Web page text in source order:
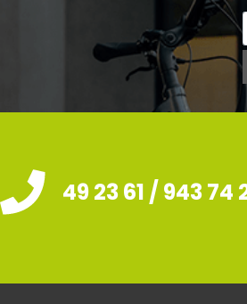
49 23 61 / 943 74